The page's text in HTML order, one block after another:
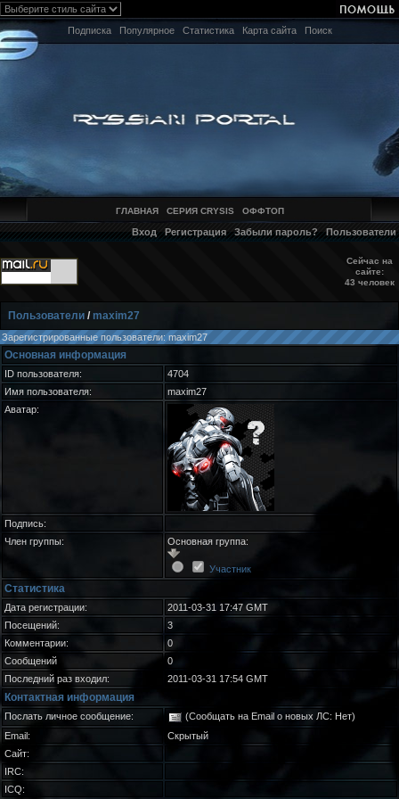
Подписка Популярное Статистика Карта сайта Поиск
ГЛАВНАЯ СЕРИЯ CRYSIS ОФФТОП
Вход Регистрация Забыли пароль? Пользователи
Сейчас на
сайте:
43 человек
Пользователи / maxim27
Зарегистрированные пользователи: maxim27
Основная информация
ID пользователя:
4704
Имя пользователя:
maxim27
Аватар:
Подпись:
Член группы:
Основная группа:
Участник
Статистика
Дата регистрации:
2011-03-31 17:47 GMT
Посещений:
3
Комментарии:
0
Сообщений
0
Последний раз входил:
2011-03-31 17:54 GMT
Контактная информация
Послать личное сообщение:
(Сообщать на Email о новых ЛС: Нет)
Email:
Скрытый
Сайт:
IRC:
ICQ: